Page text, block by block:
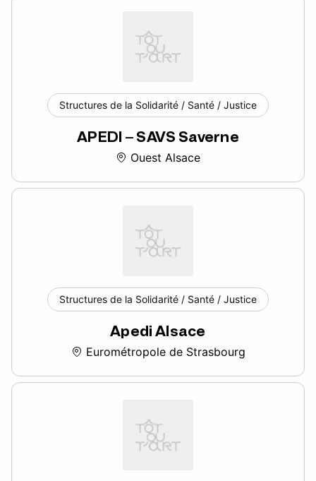
Structures de la Solidarité / Santé / Justice
APEDI – SAVS Saverne
Ouest Alsace
Structures de la Solidarité / Santé / Justice
Apedi Alsace
Eurométropole de Strasbourg